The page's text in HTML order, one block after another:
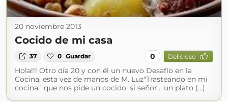
20 noviembre 2013
Cocido de mi casa
37 0 Guardar 0 Delicioso
Hola!!! Otro día 20 y con él un nuevo Desafío en la
Cocina, esta vez de manos de M. Luz"Trasteando en mi
cocina", que nos pide un cocido, si señor... un plato (...)